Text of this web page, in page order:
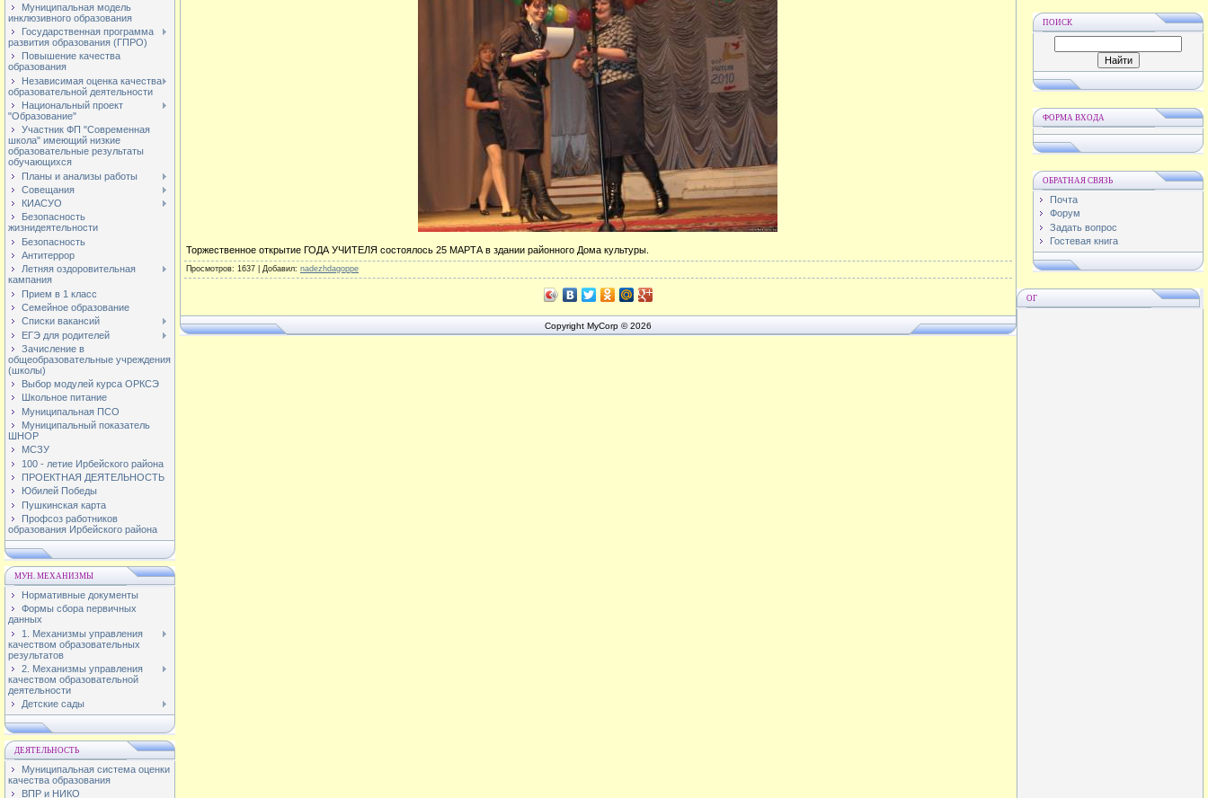
Муниципальная модель
инклюзивного образования
Государственная программа
развития образования (ГПРО)
Повышение качества
образования
Независимая оценка качества
образовательной деятельности
Национальный проект
"Образование"
Участник ФП "Современная
школа" имеющий низкие
образовательные результаты
обучающихся
Планы и анализы работы
Совещания
КИАСУО
Безопасность
жизнидеятельности
Безопасность
Антитеррор
Летняя оздоровительная
кампания
Прием в 1 класс
Семейное образование
Списки вакансий
ЕГЭ для родителей
Зачисление в
общеобразовательные учреждения
(школы)
Выбор модулей курса ОРКСЭ
Школьное питание
Муниципальная ПСО
Муниципальный показатель
ШНОР
МСЗУ
100 - летие Ирбейского района
ПРОЕКТНАЯ ДЕЯТЕЛЬНОСТЬ
Юбилей Победы
Пушкинская карта
Профсоз работников
образования Ирбейского района
МУН. МЕХАНИЗМЫ
Нормативные документы
Формы сбора первичных
данных
1. Механизмы управления
качеством образовательных
результатов
2. Механизмы управления
качеством образовательной
деятельности
Детские сады
ДЕЯТЕЛЬНОСТЬ
Муниципальная система оценки
качества образования
ВПР и НИКО
Торжественное открытие ГОДА УЧИТЕЛЯ состоялось 25 МАРТА в здании районного Дома культуры.
Просмотров: 1637 | Добавил: nadezhdagoppe
Copyright MyCorp © 2026
ПОИСК
ФОРМА ВХОДА
ОБРАТНАЯ СВЯЗЬ
Почта
Форум
Задать вопрос
Гостевая книга
ОГ